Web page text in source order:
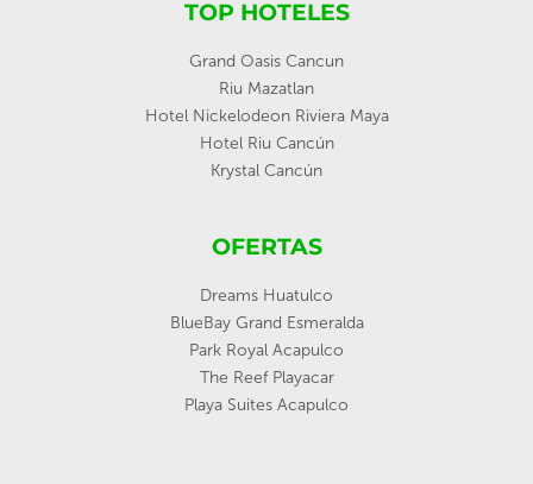
TOP HOTELES
Grand Oasis Cancun
Riu Mazatlan
Hotel Nickelodeon Riviera Maya
Hotel Riu Cancún
Krystal Cancún
OFERTAS
Dreams Huatulco
BlueBay Grand Esmeralda
Park Royal Acapulco
The Reef Playacar
Playa Suites Acapulco